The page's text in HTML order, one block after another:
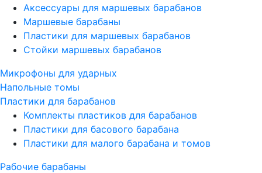
Аксессуары для маршевых барабанов
Маршевые барабаны
Пластики для маршевых барабанов
Стойки маршевых барабанов
Микрофоны для ударных
Напольные томы
Пластики для барабанов
Комплекты пластиков для барабанов
Пластики для басового барабана
Пластики для малого барабана и томов
Рабочие барабаны